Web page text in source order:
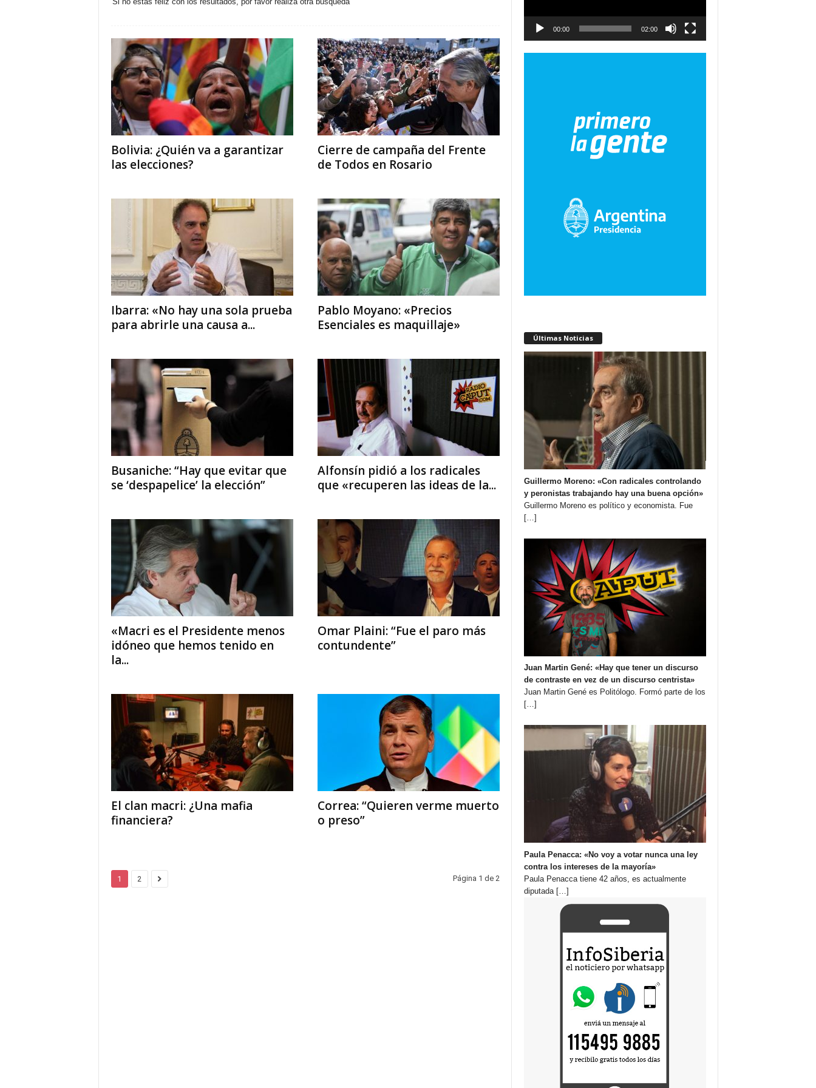
Bolivia: ¿Quién va a garantizar
las elecciones?
Cierre de campaña del Frente
de Todos en Rosario
Ibarra: «No hay una sola prueba
para abrirle una causa a...
Pablo Moyano: «Precios
Esenciales es maquillaje»
Busaniche: “Hay que evitar que
se ‘despapelice’ la elección”
Alfonsín pidió a los radicales
que «recuperen las ideas de la...
«Macri es el Presidente menos
idóneo que hemos tenido en
la...
Omar Plaini: “Fue el paro más
contundente”
El clan macri: ¿Una mafia
financiera?
Correa: “Quieren verme muerto
o preso”
1 2 Página 1 de 2
00:00 02:00
Últimas Noticias
Guillermo Moreno: «Con radicales controlando
y peronistas trabajando hay una buena opción»
Guillermo Moreno es político y economista. Fue
[…]
Juan Martin Gené: «Hay que tener un discurso
de contraste en vez de un discurso centrista»
Juan Martin Gené es Politólogo. Formó parte de los
[…]
Paula Penacca: «No voy a votar nunca una ley
contra los intereses de la mayoría»
Paula Penacca tiene 42 años, es actualmente
diputada […]